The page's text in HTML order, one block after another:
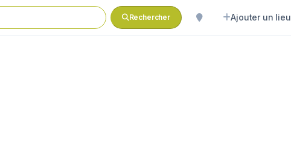
Rechercher Ajouter un lieu